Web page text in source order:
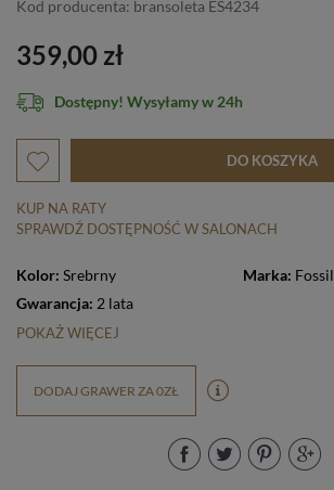
Kod producenta: bransoleta ES4234
359,00 zł
Dostępny! Wysyłamy w 24h
DO KOSZYKA
KUP NA RATY
SPRAWDŹ DOSTĘPNOŚĆ W SALONACH
Kolor: Srebrny Marka: Fossil
Gwarancja: 2 lata
POKAŻ WIĘCEJ
DODAJ GRAWER ZA 0ZŁ